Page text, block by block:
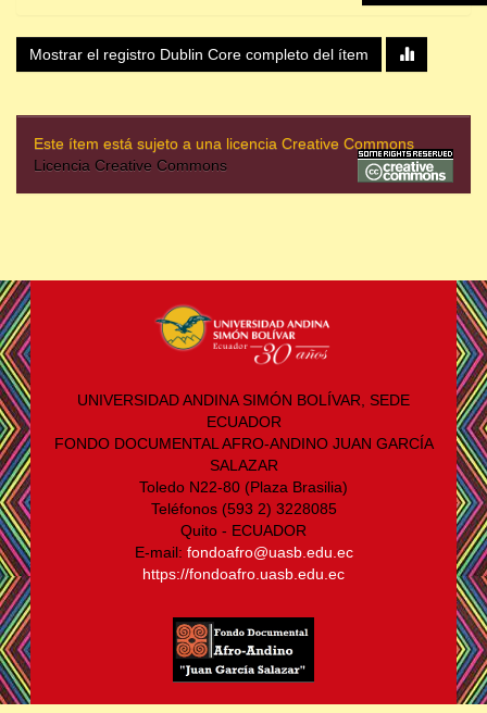
Mostrar el registro Dublin Core completo del ítem
Este ítem está sujeto a una licencia Creative Commons
Licencia Creative Commons
UNIVERSIDAD ANDINA SIMÓN BOLÍVAR, SEDE
ECUADOR
FONDO DOCUMENTAL AFRO-ANDINO JUAN GARCÍA
SALAZAR
Toledo N22-80 (Plaza Brasilia)
Teléfonos (593 2) 3228085
Quito - ECUADOR
E-mail: fondoafro@uasb.edu.ec
https://fondoafro.uasb.edu.ec